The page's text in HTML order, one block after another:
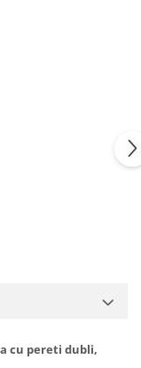
cu pereti dubli,